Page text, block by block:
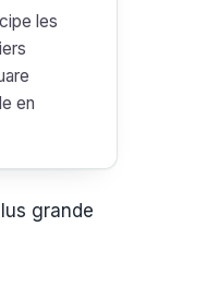
les
en
grande